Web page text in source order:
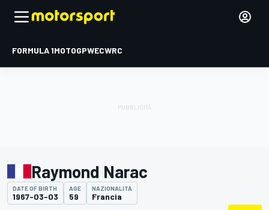
FORMULA 1MOTOGPWECWRC
Raymond Narac
DATE OF BIRTH
1967-03-03
AGE
59
NAZIONALITÀ
Francia